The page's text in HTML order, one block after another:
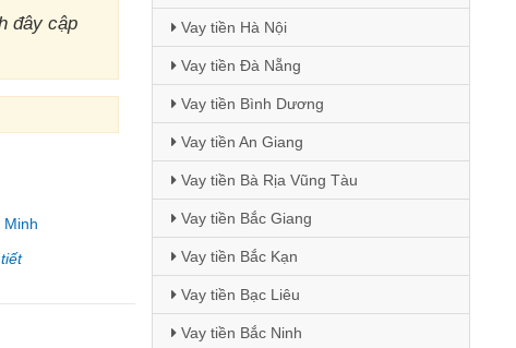
đây cập
Minh
Vay tiền Hà Nội
Vay tiền Đà Nẵng
Vay tiền Bình Dương
Vay tiền An Giang
Vay tiền Bà Rịa Vũng Tàu
Vay tiền Bắc Giang
Vay tiền Bắc Kạn
Vay tiền Bạc Liêu
Vay tiền Bắc Ninh